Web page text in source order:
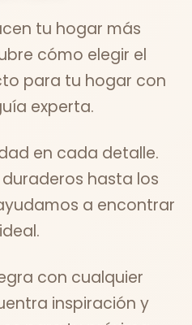
tu hogar más
cómo elegir el
para tu hogar con
experta.
en cada detalle.
hasta los
a encontrar
con cualquier
inspiración y